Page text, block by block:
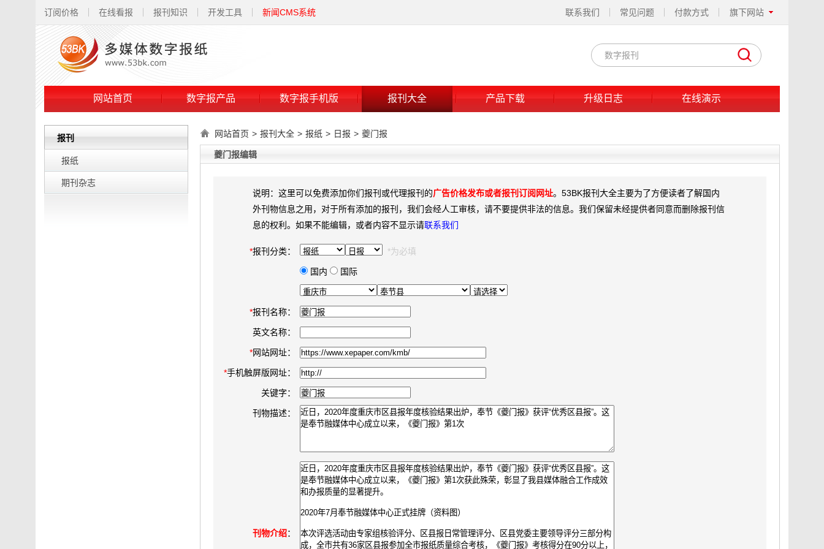
订阅价格 在线看报 报刊知识 开发工具 新闻CMS系统 旗下网站
付款方式
常见问题
联系我们
网站首页 数字报产品 数字报手机版 报刊大全 产品下载 升级日志 在线演示
报刊
报纸
期刊杂志
网站首页 > 报刊大全 > 报纸 > 日报 > 夔门报
夔门报编辑
说明：这里可以免费添加你们报刊或代理报刊的广告价格发布或者报刊订阅网址。53BK报刊大全主要为了方便读者了解国内
外刊物信息之用，对于所有添加的报刊，我们会经人工审核，请不要提供非法的信息。我们保留未经提供者同意而删除报刊信
息的权利。如果不能编辑，或者内容不显示请联系我们
*报刊分类： *为必填
国内 国际
*报刊名称：
英文名称：
*网站网址：
*手机触屏版网址：
关键字：
刊物描述：
刊物介绍：